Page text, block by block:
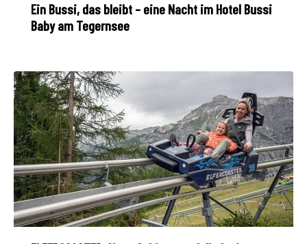
Ein Bussi, das bleibt – eine Nacht im Hotel Bussi
Baby am Tegernsee